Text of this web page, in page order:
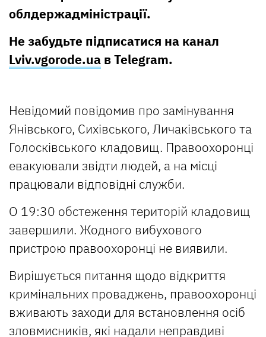
облдержадміністрації.
Не забудьте підписатися на канал
Lviv.vgorode.ua в Telegram.
Невідомий повідомив про замінування
Янівського, Сихівського, Личаківського та
Голосківського кладовищ. Правоохоронці
евакуювали звідти людей, а на місці
працювали відповідні служби.
О 19:30 обстеження територій кладовищ
завершили. Жодного вибухового
пристрою правоохоронці не виявили.
Вирішується питання щодо відкриття
кримінальних проваджень, правоохоронці
вживають заходи для встановлення осіб
зловмисників, які надали неправдиві